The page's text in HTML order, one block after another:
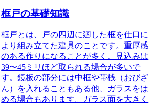
框戸の基礎知識
框戸とは、
戸の四辺に廻した框を仕口に
より組み立てた建具のことです。重厚感
のある作りになることが多く、見込みは
39〜45ミリほど取られる場合が多いで
す。鏡板の部分には中框や帯桟（おびざ
ん）を入れることもある他、ガラスをは
める場合もあります。ガラス面を大きく